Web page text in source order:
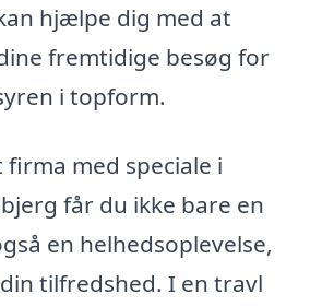
hjælpe dig med at
fremtidige besøg for
i topform.
med speciale i
får du ikke bare en
en helhedsoplevelse,
tilfredshed. I en travl